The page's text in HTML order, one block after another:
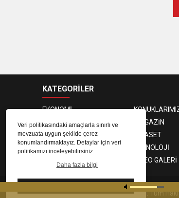
Veri politikasındaki amaçlarla sınırlı ve
mevzuata uygun şekilde çerez
konumlandırmaktayız. Detaylar için veri
politikamızı inceleyebilirsiniz.
Daha fazla bilgi
KATEGORİLER
EKONOMİ
PROGRAMCILAR
MAGAZİN
SAĞLIK
SİYASET
SPOR
TEKNOLOJİ
VIDEO GALERİ
© 2023Gaziantep Radyo Zeugma. Tüm